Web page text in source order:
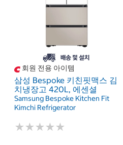
회원 전용 아이템
삼성 Bespoke 키친핏맥스 김
치냉장고 420L, 에센셜
Samsung Bespoke Kitchen Fit
Kimchi Refrigerator
★★★★★
★★★★★